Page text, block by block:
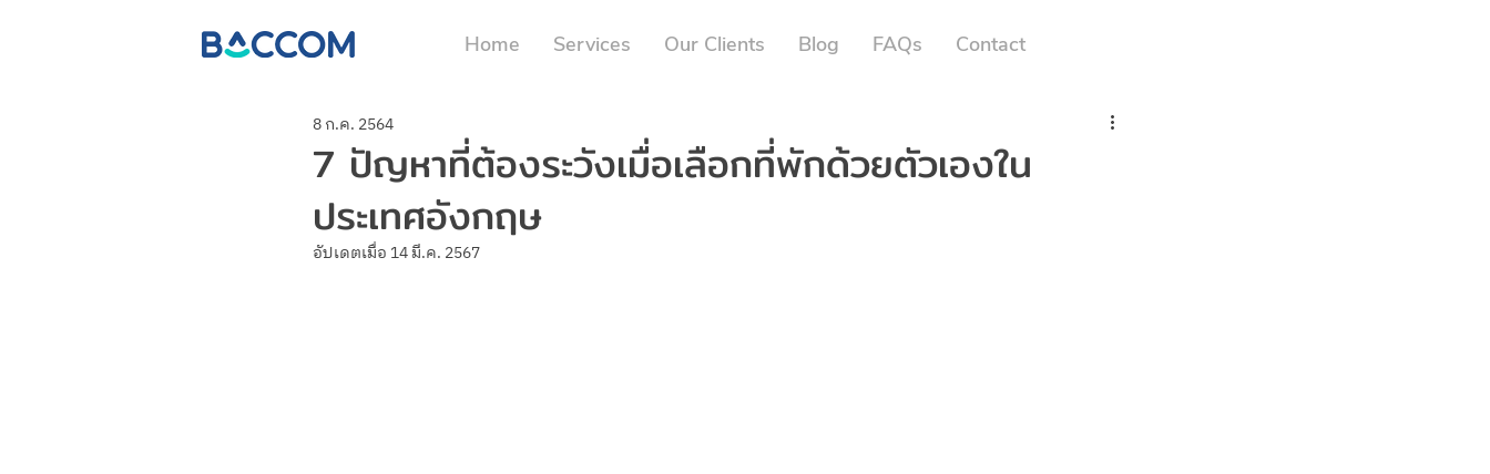
Home Services Our Clients Blog FAQs Contact
7 ปัญหาที่ต้องระวังเมื่อเลือกที่พักด้วยตัวเองใน
ประเทศอังกฤษ
8 ก.ค. 2564
อัปเดตเมื่อ 14 มี.ค. 2567